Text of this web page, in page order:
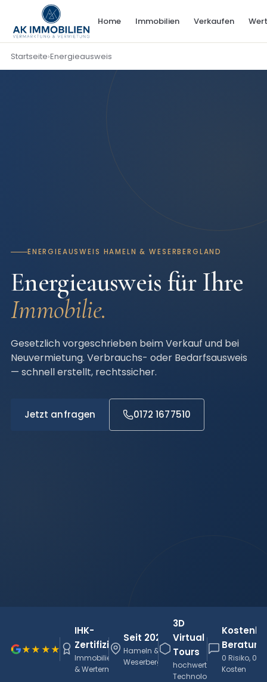
Home Immobilien Verkaufen
Startseite›Energieausweis
ENERGIEAUSWEIS HAMELN & WESERBERGLAND
Energieausweis für Ihre
Immobilie.
Gesetzlich vorgeschrieben beim Verkauf und bei
Neuvermietung. Verbrauchs- oder Bedarfsausweis
— schnell erstellt, rechtssicher.
Jetzt anfragen 0172 1677510
★★★★★5.0|121 Bewertungen
IHK-
Zertifiziert
Immobilienmakler
& Wertermittler
Seit 2021
Hameln &
Weserbergland
3D
Virtual
Tours
hochwertige
Technologie
Beratung
0 Risiko, 0
Kosten